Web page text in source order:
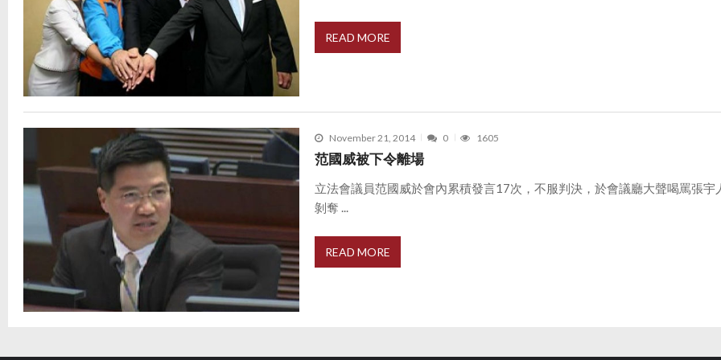
READ MORE
November 21, 2014 0 1605
范國威被下令離場
立法會議員范國威於會內累積發言17次，不服判決，於會議廳大聲喝罵張宇
剝奪 ...
READ MORE